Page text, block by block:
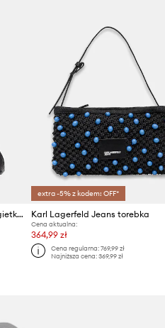
Karl Lagerfeld Jeans torebka bagietka damska z imitacji skóry
extra -5% z kodem: OFF*
Karl Lagerfeld Jeans torebka
Cena aktualna:
364,99 zł
Cena regularna: 769,99 zł
Najniższa cena: 369,99 zł